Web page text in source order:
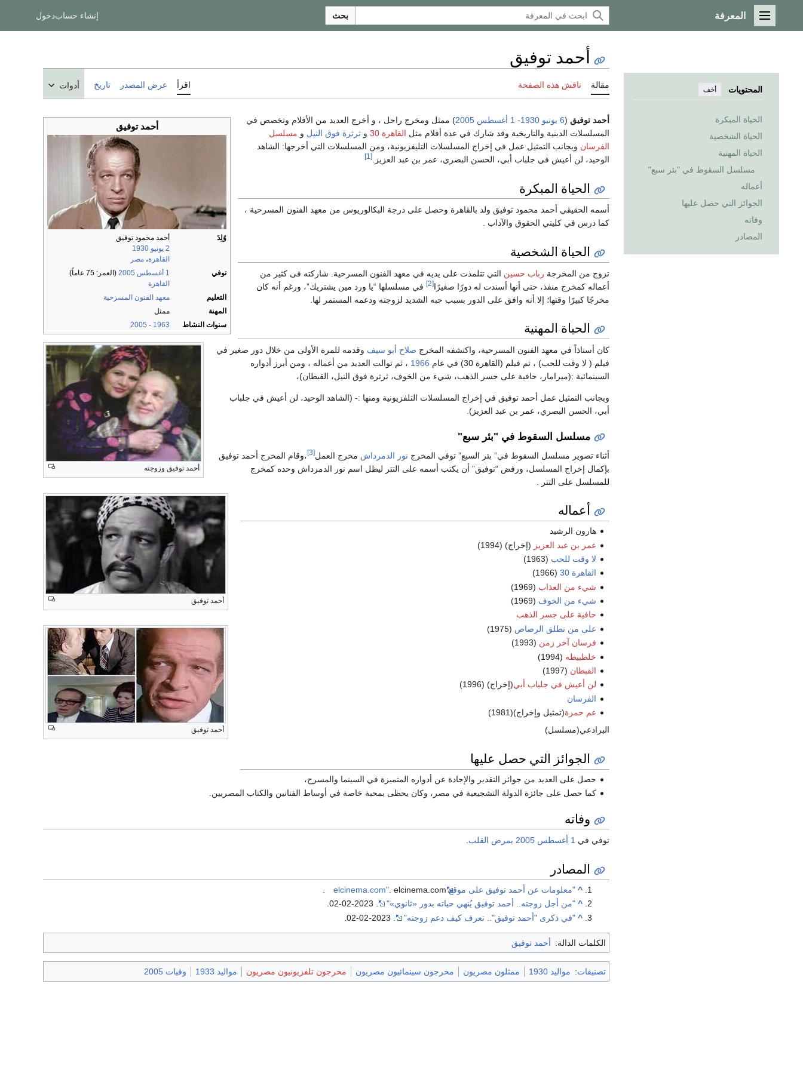
القائمة الرئيسية
المعرفة بحث إنشاء حسابدخول
المحتويات أخف
الحياة المبكرة
الحياة الشخصية
الحياة المهنية
مسلسل السقوط في "بئر سبع"
أعماله
الجوائز التي حصل عليها
وفاته
المصادر
أحمد توفيق
مقالة ناقش هذه الصفحة اقرأ عرض المصدر تاريخ أدوات
أحمد توفيق
وُلِدَ
أحمد محمود توفيق
2 يونيو
1930
القاهرة، مصر
توفي
1 أغسطس 2005 (العمر: 75 عاماً)
القاهرة
التعليم
معهد الفنون المسرحية
المهنة
ممثل
سنوات النشاط
1963
-
2005
أحمد توفيق (6 يونيو 1930
- 1 أغسطس 2005) ممثل ومخرج راحل ، و أخرج العديد من الأفلام وتخصص في
المسلسلات الدينية والتاريخية وقد شارك في عدة أفلام مثل القاهرة 30 و ثرثرة فوق النيل و مسلسل
الفرسان وبجانب التمثيل عمل في إخراج المسلسلات التليفزيونية، ومن المسلسلات التي أخرجها: الشاهد
الوحيد، لن أعيش في جلباب أبي، الحسن البصري، عمر بن عبد العزيز.
[1]
الحياة المبكرة
أسمه الحقيقي أحمد محمود توفيق ولد بالقاهرة وحصل على درجة البكالوريوس من معهد الفنون المسرحية ،
كما درس في كليتي الحقوق والآداب .
الحياة الشخصية
أحمد توفيق وزوجته
أحمد توفيق
تزوج من المخرجة رباب حسين التي تتلمذت على يديه في معهد الفنون المسرحية. شاركته فى كثير من
أعماله كمخرج منفذ، حتى أنها أسندت له دورًا صغيرًا[2]
في مسلسلها “يا ورد مين يشتريك”، ورغم أنه كان
مخرجًا كبيرًا وقتها؛ إلا أنه وافق على الدور بسبب حبه الشديد لزوجته ودعمه المستمر لها.
الحياة المهنية
أحمد توفيق
كان أستاذاً في معهد الفنون المسرحية، واكتشفه المخرج صلاح أبو سيف وقدمه للمرة الأولى من خلال دور صغير في
فيلم ( لا وقت للحب) ، ثم فيلم (القاهرة 30) في عام
1966 ، ثم توالت العديد من أعماله ، ومن أبرز أدواره
السينمائية :(ميرامار، حافية على جسر الذهب، شيء من الخوف، ثرثرة فوق النيل، القبطان)،
وبجانب التمثيل عمل أحمد توفيق في إخراج المسلسلات التلفزيونية ومنها :- (الشاهد الوحيد، لن أعيش في جلباب
أبي، الحسن البصري، عمر بن عبد العزيز).
مسلسل السقوط في "بئر سبع"
أثناء تصوير مسلسل السقوط في” بئر السبع” توفي المخرج نور الدمرداش مخرج العمل[3]
،وقام المخرج أحمد توفيق
بإكمال إخراج المسلسل، ورفض “توفيق” أن يكتب أسمه على التتر ليظل اسم نور الدمرداش وحده كمخرج
للمسلسل على التتر .
أعماله
هارون الرشيد
عمر بن عبد العزيز (إخراج) (1994)
لا وقت للحب (1963)
القاهرة 30
(1966)
شيء من العذاب (1969)
شيء من الخوف (1969)
حافية على جسر الذهب
على من نطلق الرصاص (1975)
فرسان آخر زمن (1993)
خلطبيطه (1994)
القبطان (1997)
لن أعيش في جلباب أبي(إخراج) (1996)
الفرسان
عم حمزة(تمثيل وإخراج)(1981)
البرادعي(مسلسل)
الجوائز التي حصل عليها
حصل على العديد من جوائز التقدير والإجادة عن أدواره المتميزة في السينما والمسرح،
كما حصل على جائزة الدولة التشجيعية في مصر، وكان يحظى بمحبة خاصة في أوساط الفنانين والكتاب المصريين.
وفاته
توفي في 1 أغسطس 2005 بمرض القلب.
المصادر
^ "معلومات عن أحمد توفيق على موقع elcinema.com". elcinema.com.
^ "من أجل زوجته.. أحمد توفيق يُنهي حياته بدور «ثانوي»"
^ "في ذكرى "أحمد توفيق".. تعرف كيف دعم زوجته"
الكلمات الدالة: أحمد توفيق
تصنيفات: مواليد 1930 ممثلون مصريون مخرجون سينمائيون مصريون مخرجون تلفزيونيون مصريون مواليد 1933 وفيات 2005